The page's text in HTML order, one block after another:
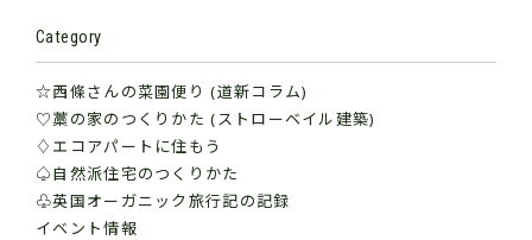
Category
☆西條さんの菜園便り (道新コラム)
♡藁の家のつくりかた (ストローベイル建築)
♢エコアパートに住もう
♤自然派住宅のつくりかた
♧英国オーガニック旅行記の記録
イベント情報